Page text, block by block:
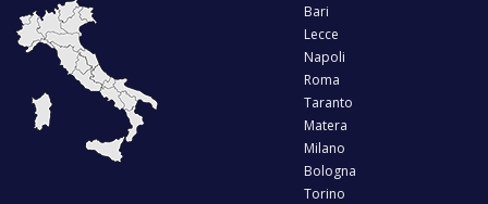
Bari
Lecce
Napoli
Roma
Taranto
Matera
Milano
Bologna
Torino